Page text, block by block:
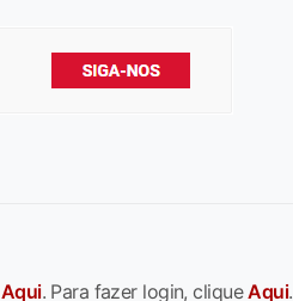
Aqui. Para fazer login, cliqueAqui.